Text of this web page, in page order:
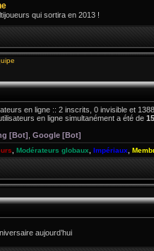
qui sortira en 2013 !
en ligne :: 2 inscrits, 0 invisible et
en ligne simultanément a été de
[Bot] Google [Bot]
Modérateurs globaux Impériaux
aujourd’hui